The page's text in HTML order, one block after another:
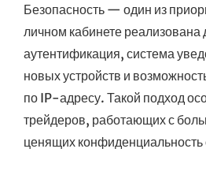
Безопасность — один из
личном кабинете реализована
аутентификация, система
новых устройств и
по IP-адресу. Такой подход
трейдеров, работающих с
ценящих